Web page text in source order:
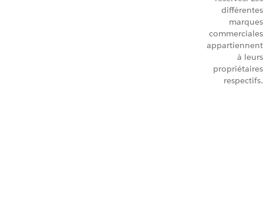
différentes
marques
commerciales
appartiennent
à leurs
propriétaires
respectifs.